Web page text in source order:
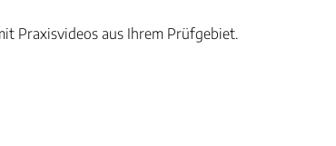
Praxisvideos aus Ihrem Prüfgebiet.